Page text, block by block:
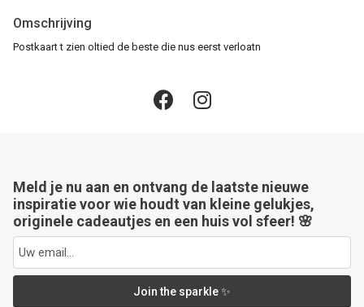
Omschrijving
Postkaart t zien oltied de beste die nus eerst verloatn
Meld je nu aan en ontvang de laatste nieuwe
inspiratie voor wie houdt van kleine gelukjes,
originele cadeautjes en een huis vol sfeer! 🌸
Join the sparkle ✨